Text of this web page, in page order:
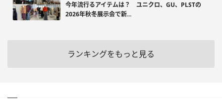
今年流行るアイテムは？ ユニクロ、GU、PLSTの
2026年秋冬展示会で新...
ランキングをもっと見る